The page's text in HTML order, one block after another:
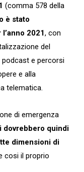
(comma 578 della
è stato
2021, con
del
e percorsi
e alla
telematica.
di emergenza
dovrebbero quindi
dimensioni di
cosi il proprio